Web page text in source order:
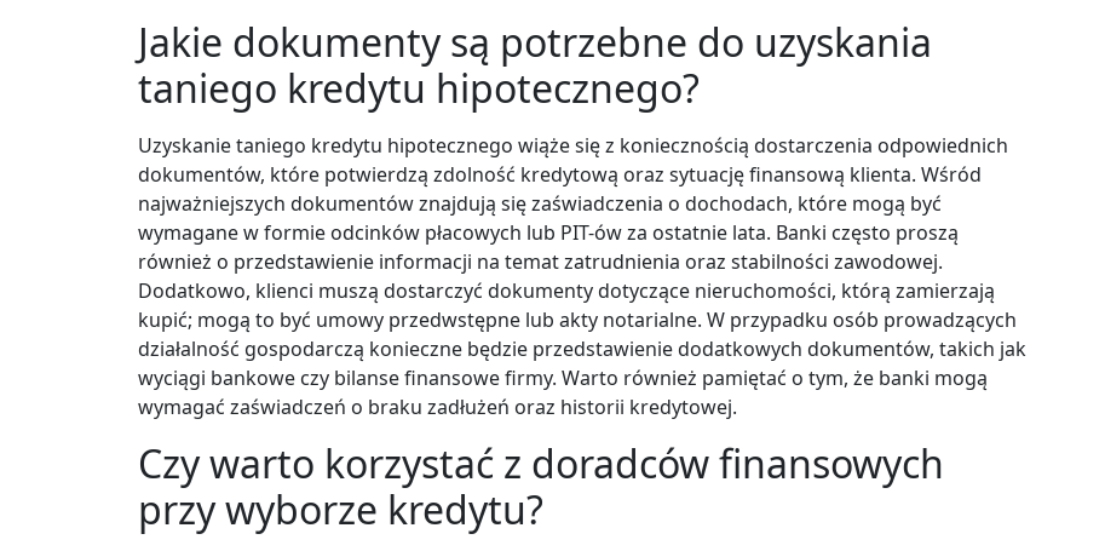
Jakie dokumenty są potrzebne do uzyskania
taniego kredytu hipotecznego?
Uzyskanie taniego kredytu hipotecznego wiąże się z koniecznością dostarczenia odpowiednich
dokumentów, które potwierdzą zdolność kredytową oraz sytuację finansową klienta. Wśród
najważniejszych dokumentów znajdują się zaświadczenia o dochodach, które mogą być
wymagane w formie odcinków płacowych lub PIT-ów za ostatnie lata. Banki często proszą
również o przedstawienie informacji na temat zatrudnienia oraz stabilności zawodowej.
Dodatkowo, klienci muszą dostarczyć dokumenty dotyczące nieruchomości, którą zamierzają
kupić; mogą to być umowy przedwstępne lub akty notarialne. W przypadku osób prowadzących
działalność gospodarczą konieczne będzie przedstawienie dodatkowych dokumentów, takich jak
wyciągi bankowe czy bilanse finansowe firmy. Warto również pamiętać o tym, że banki mogą
wymagać zaświadczeń o braku zadłużeń oraz historii kredytowej.
Czy warto korzystać z doradców finansowych
przy wyborze kredytu?